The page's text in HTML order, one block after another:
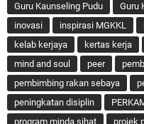
Guru Kaunseling Pudu
Guru
inovasi
inspirasi MGKKL
kelab kerjaya
kertas kerja
mind and soul
peer
pembimbing rakan sebaya
peningkatan disiplin
program minda sihat
projek